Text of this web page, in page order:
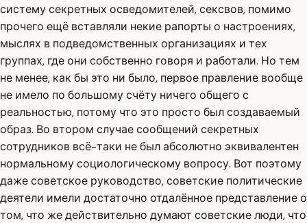
систему секретных осведомителей, сексвов, помимо
прочего ещё вставляли некие рапорты о настроениях,
мыслях в подведомственных организациях и тех
группах, где они собственно говоря и работали. Но тем
не менее, как бы это ни было, первое правление вообще
не имело по большому счёту ничего общего с
реальностью, потому что это просто был создаваемый
образ. Во втором случае сообщений секретных
сотрудников всё-таки не был абсолютно эквивалентен
нормальному социологическому вопросу. Вот поэтому
даже советское руководство, советские политические
деятели имели достаточно отдалённое представление о
том, что же действительно думают советские люди, что